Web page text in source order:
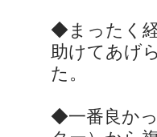
◆まったく
助けてあげ
た。
◆一番良か